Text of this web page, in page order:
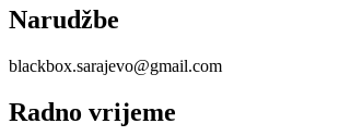
Narudžbe
blackbox.sarajevo@gmail.com
Radno vrijeme